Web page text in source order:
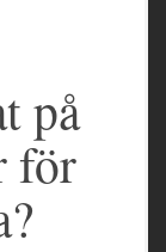
på
för